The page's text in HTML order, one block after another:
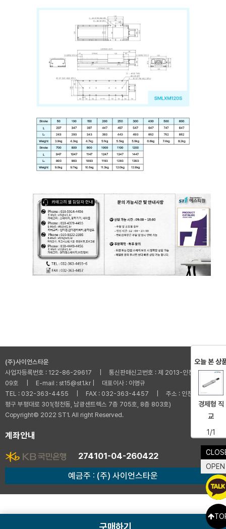
구매하기
(주)사이언스타운
사업자등록번호 : 122-86-29617 | 통신판매신고번호 : 제 2013-인천부평-001
09호 | E-mail : st15@st1.kr | 대표이사 : 이명규
TEL : 032-363-4455 | FAX : 032-363-4457 | 주소 : 인천광역시 부
평구 부평대로 301(청천동, 남광센트렉스 7층 705호, 8층 803호)
Copyright© 2022 ST1. All right Reserved.
계좌안내
274101-04-260422
예금주 : (주) 사이언스타운
OPEN
오늘 본 상
경제형 직
교
1/1